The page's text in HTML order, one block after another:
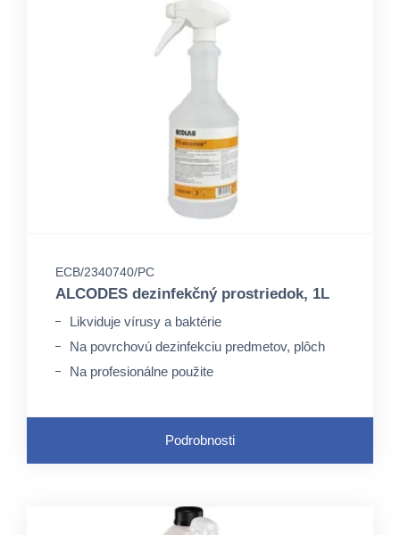
ECB/2340740/PC
ALCODES dezinfekčný prostriedok, 1L
Likviduje vírusy a baktérie
Na povrchovú dezinfekciu predmetov, plôch
Na profesionálne použite
Podrobnosti